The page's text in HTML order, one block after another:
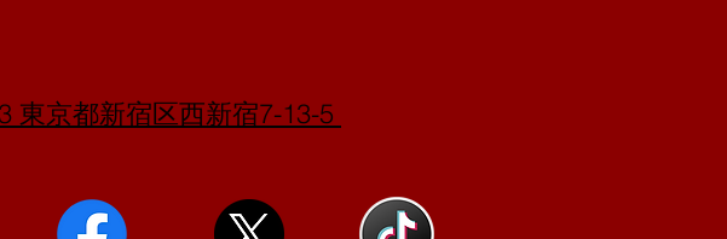
東京都新宿区西新宿7-13-5